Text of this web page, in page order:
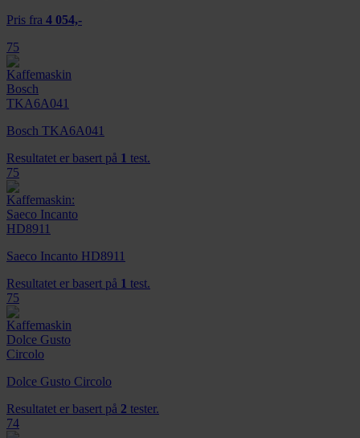
Pris fra 4 054,-
75
Bosch TKA6A041
Resultatet er basert på 1 test.
75
Saeco Incanto HD8911
Resultatet er basert på 1 test.
75
Dolce Gusto Circolo
Resultatet er basert på 2 tester.
74